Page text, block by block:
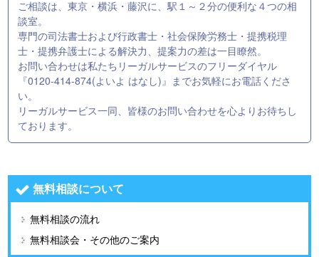
ご相談は、東京・横浜・藤沢に、駅１～２分の便利な４つの相
談室。
専門の司法書士および行政書士・社会保険労務士・提携税理
士・提携弁護士による解決力、提案力の差は一目瞭然。
お問い合わせは私たちリーガルサービスのフリーダイヤル
『0120-414-874(よいよ はなし)』までお気軽にお電話くださ
い。
リーガルサービス一同、皆様のお問い合わせを心よりお待ちし
ております。
無料相談について
無料相談の流れ
無料相談会・その他のご案内